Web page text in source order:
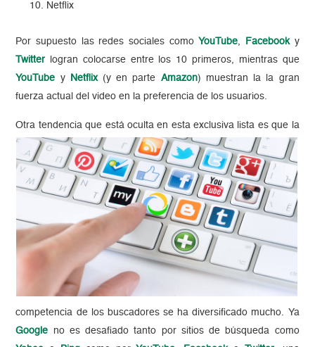
Netflix
Por supuesto las redes sociales como YouTube, Facebooky
Twitter logran colocarse entre los 10 primeros, mientras que
YouTube y Netflix(y en parte Amazon) muestran la la gran
fuerza actual del video en la preferencia de los usuarios.
Otra tendencia que está oculta en esta exclusiva lista es que la
competencia de los buscadores se ha diversificado mucho. Ya
Google no es desafiado tanto por sitios de búsqueda como